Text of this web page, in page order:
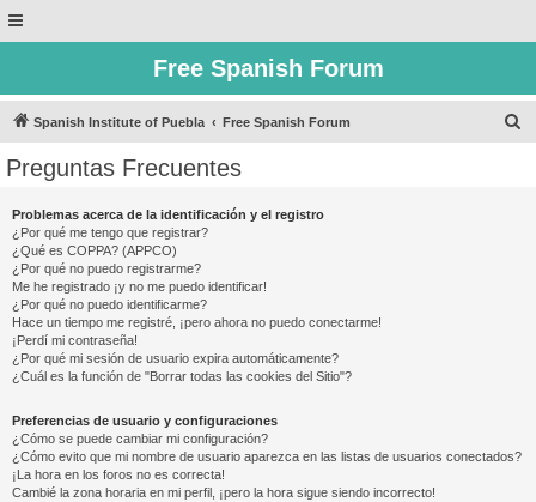
Free Spanish Forum
Spanish Institute of Puebla Free Spanish Forum
Preguntas Frecuentes
Problemas acerca de la identificación y el registro
¿Por qué me tengo que registrar?
¿Qué es COPPA? (APPCO)
¿Por qué no puedo registrarme?
Me he registrado ¡y no me puedo identificar!
¿Por qué no puedo identificarme?
Hace un tiempo me registré, ¡pero ahora no puedo conectarme!
¡Perdí mi contraseña!
¿Por qué mi sesión de usuario expira automáticamente?
¿Cuál es la función de "Borrar todas las cookies del Sitio"?
Preferencias de usuario y configuraciones
¿Cómo se puede cambiar mi configuración?
¿Cómo evito que mi nombre de usuario aparezca en las listas de usuarios conectados?
¡La hora en los foros no es correcta!
Cambié la zona horaria en mi perfil, ¡pero la hora sigue siendo incorrecto!